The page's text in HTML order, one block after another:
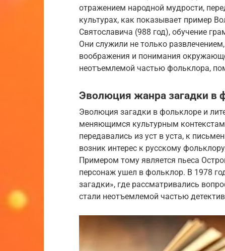
отражением народной мудрости,
культурах, как показывает пример
Святославича (988 год), обучение
Они служили не только
воображения и понимания
неотъемлемой частью фольклора,
Эволюция жанра загадки в
Эволюция загадки в фольклоре и
меняющимся культурным
передавались из уст в уста, к
возник интерес к русскому
Примером тому является пьеса
персонаж ушел в фольклор. В 1978
загадки», где рассматривались
стали неотъемлемой частью